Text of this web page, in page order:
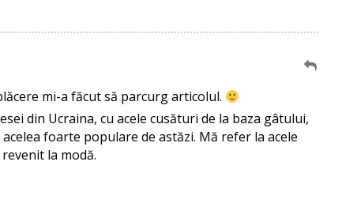
mi-a făcut să parcurg articolul.
din Ucraina, cu acele cusături de la baza gâtului,
foarte populare de astăzi. Mă refer la acele
la modă.